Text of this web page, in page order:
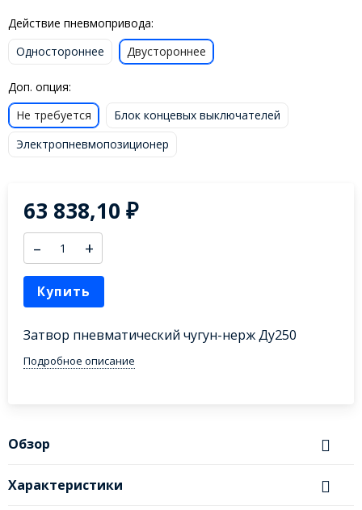
Действие пневмопривода:
Одностороннее
Двустороннее
Доп. опция:
Не требуется
Блок концевых выключателей
Электропневмопозиционер
63 838,10₽
– +
Купить
Затвор пневматический чугун-нерж Ду250
Подробное описание
Обзор
Характеристики